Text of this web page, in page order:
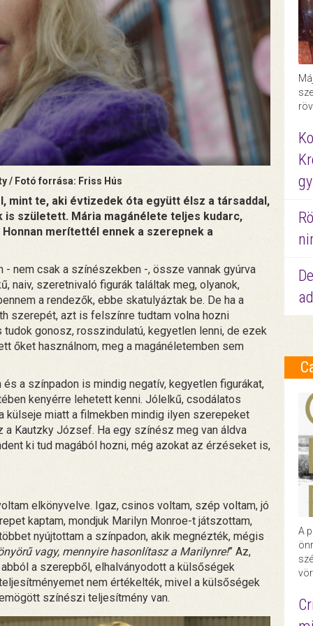
/ Fotó forrása: Friss Hús
te, aki évtizedek óta együtt élsz a társaddal,
született. Mária magánélete teljes kudarc,
merítettél ennek a szerepnek a
- nem csak a színészekben -, össze vannak gyúrva
naiv, szeretnivaló figurák találtak meg, olyanok,
a rendezők, ebbe skatulyáztak be. De ha a
szerepét, azt is felszínre tudtam volna hozni
tudok gonosz, rosszindulatú, kegyetlen lenni, de ezek
őket használnom, meg a magánéletemben sem
a színpadon is mindig negatív, kegyetlen figurákat,
kenyérre lehetett kenni. Jólelkű, csodálatos
miatt a filmekben mindig ilyen szerepeket
Kautzky József. Ha egy színész meg van áldva
ki tud magából hozni, még azokat az érzéseket is,
elkönyvelve. Igaz, csinos voltam, szép voltam, jó
kaptam, mondjuk Marilyn Monroe-t játszottam,
nyújtottam a színpadon, akik megnézték, mégis
vagy, mennyire hasonlítasz a Marilynre!” Az,
a szerepből, elhalványodott a külsőségek
nem értékelték, mivel a külsőségek
színészi teljesítmény van.
A